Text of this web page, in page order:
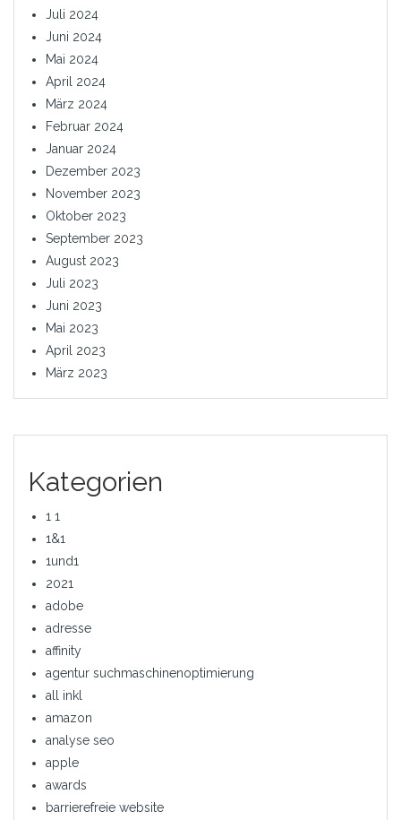
Juli 2024
Juni 2024
Mai 2024
April 2024
März 2024
Februar 2024
Januar 2024
Dezember 2023
November 2023
Oktober 2023
September 2023
August 2023
Juli 2023
Juni 2023
Mai 2023
April 2023
März 2023
Kategorien
1 1
1&1
1und1
2021
adobe
adresse
affinity
agentur suchmaschinenoptimierung
all inkl
amazon
analyse seo
apple
awards
barrierefreie website